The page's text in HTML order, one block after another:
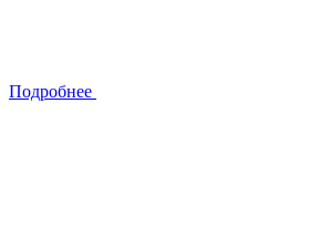
Подробнее